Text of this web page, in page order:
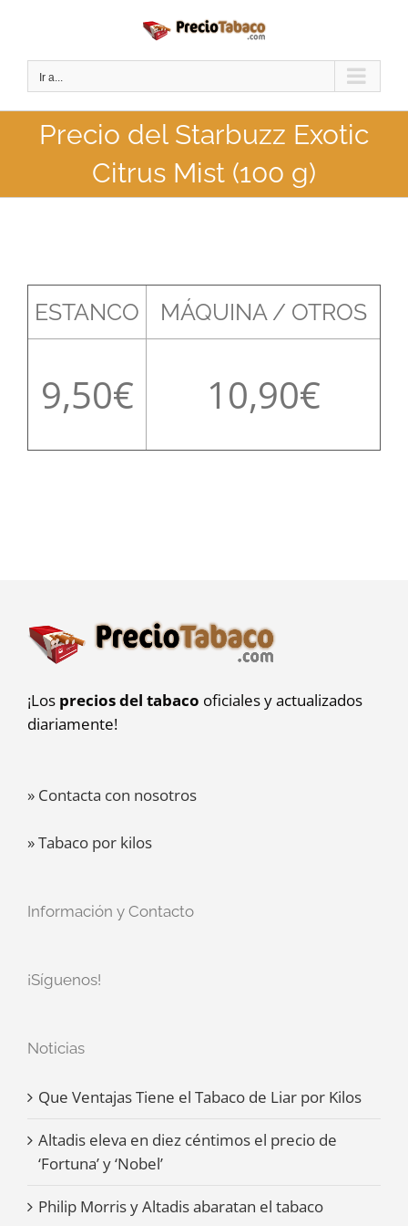
contenido
Ir a...
Precio del Starbuzz Exotic
Citrus Mist (100 g)
ESTANCO MÁQUINA / OTROS
9,50 10,90
¡Los precios del tabaco oficiales y actualizados
diariamente!
» Contacta con nosotros
» Tabaco por kilos
Información y Contacto
¡Síguenos!
Noticias
Que Ventajas Tiene el Tabaco de Liar por Kilos
Altadis eleva en diez céntimos el precio de
‘Fortuna’ y ‘Nobel’
Philip Morris y Altadis abaratan el tabaco